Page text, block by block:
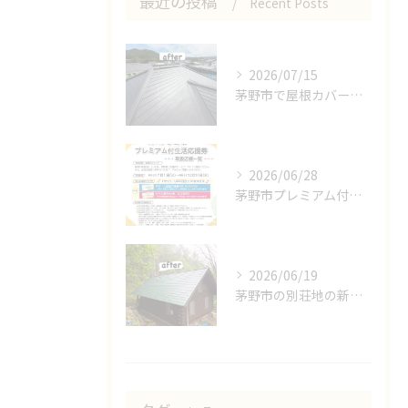
2026/07/15
茅野市で屋根カバー工事👷
2026/06/28
茅野市プレミアム付き応援券の取扱店になりました🌟
2026/06/19
茅野市の別荘地の新しい屋根完成しました🍀